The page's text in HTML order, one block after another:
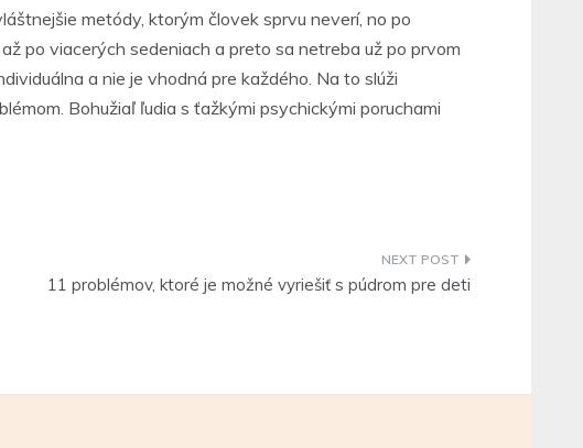
metódy, ktorým človek sprvu neverí, no po
po viacerých sedeniach a preto sa netreba už po prvom
a nie je vhodná pre každého. Na to slúži
Bohužiaľ ľudia s ťažkými psychickými poruchami
11 problémov, ktoré je možné vyriešiť s púdrom pre deti